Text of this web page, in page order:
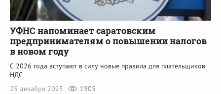
УФНС напоминает саратовским
предпринимателям о повышении налогов
в новом году
С 2026 года вступают в силу новые правила для плательщиков
НДС
25 декабря 2025
1905